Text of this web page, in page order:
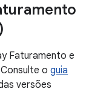
Faturamento e
o guia
versões